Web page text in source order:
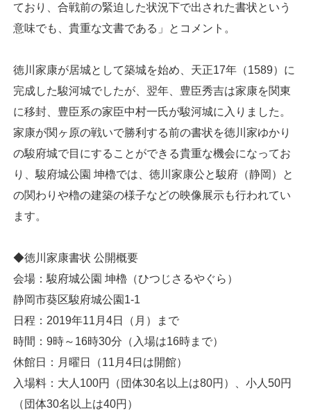
ており、合戦前の緊迫した状況下で出された書状という
意味でも、貴重な文書である」とコメント。
徳川家康が居城として築城を始め、天正17年（1589）に
完成した駿河城でしたが、翌年、豊臣秀吉は家康を関東
に移封、豊臣系の家臣中村一氏が駿河城に入りました。
家康が関ヶ原の戦いで勝利する前の書状を徳川家ゆかり
の駿府城で目にすることができる貴重な機会になってお
り、駿府城公園 坤櫓では、徳川家康公と駿府（静岡）と
の関わりや櫓の建築の様子などの映像展示も行われてい
ます。
◆徳川家康書状 公開概要
会場：駿府城公園 坤櫓（ひつじさるやぐら）
静岡市葵区駿府城公園1-1
日程：2019年11月4日（月）まで
時間：9時～16時30分（入場は16時まで）
休館日：月曜日（11月4日は開館）
入場料：大人100円（団体30名以上は80円）、小人50円
（団体30名以上は40円）